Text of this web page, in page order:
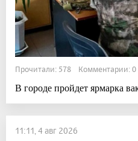
Прочитали: 578 Комментарии: 0
В городе пройдет ярмарка
11:11, 4 авг 2026